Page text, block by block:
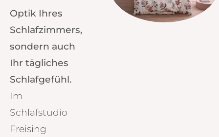
Optik Ihres
Schlafzimmers,
sondern auch
Ihr tägliches
Schlafgefühl.
Im
Schlafstudio
Freising